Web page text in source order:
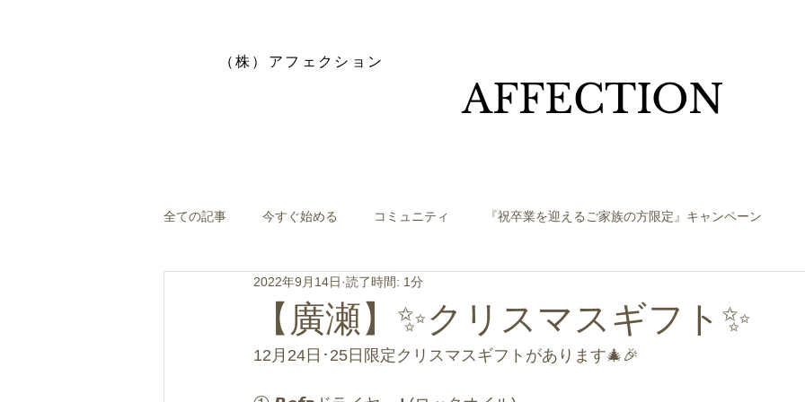
​（株）アフェクション
​AFFECTION
全ての記事 今すぐ始める コミュニティ 『祝卒業を迎えるご家族の方限定』キャンペーン
【廣瀬】✨クリスマスギフト✨
2022年9月14日 読了時間: 1分
12月24日･25日限定クリスマスギフトがあります🎄🎉